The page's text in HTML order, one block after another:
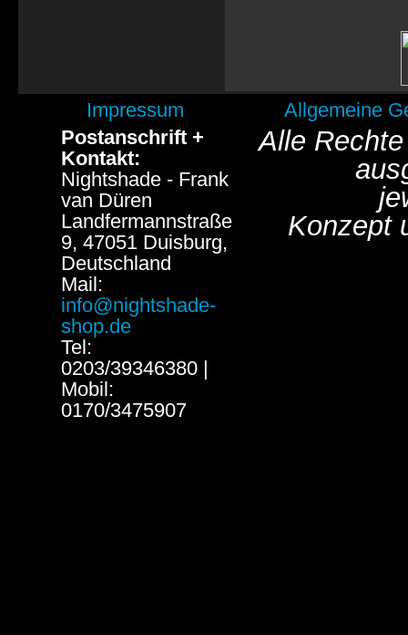
Impressum
Allgemeine
Postanschrift +
Kontakt:
Nightshade - Frank
van Düren
Landfermannstraße
9, 47051 Duisburg,
Deutschland
Mail:
info@nightshade-
shop.de
Tel:
0203/39346380 |
Mobil:
0170/3475907
Alle
Konzept